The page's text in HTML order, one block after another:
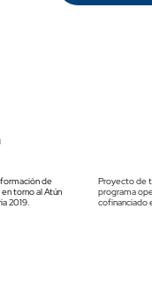
de
torno al Atún
2019.
Proyecto de
programa
cofinanciado